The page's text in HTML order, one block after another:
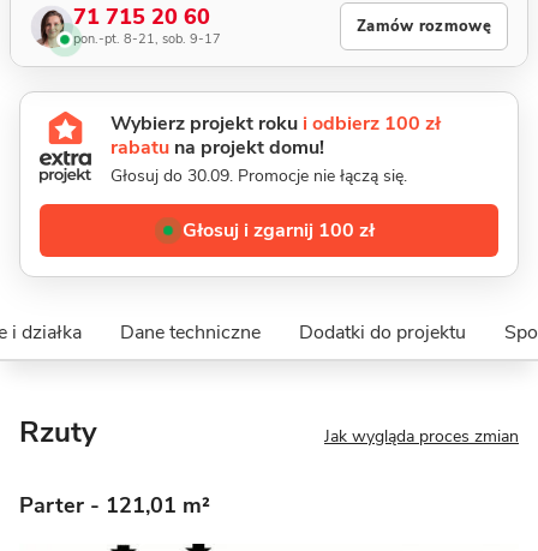
71 715 20 60
pon.-pt. 8-21, sob. 9-17
Zamów rozmowę
Wybierz projekt roku i odbierz 100 zł
rabatu na projekt domu!
Głosuj do 30.09. Promocje nie łączą się.
Głosuj i zgarnij 100 zł
i działka Dane techniczne Dodatki do projektu
Rzuty Jak wygląda proces zmian
Parter - 121,01 m²